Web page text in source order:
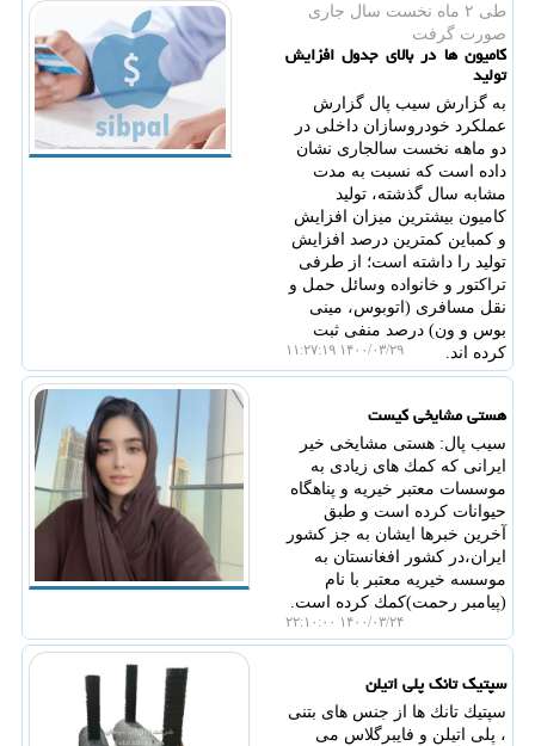
طی ۲ ماه نخست سال جاری
صورت گرفت
كامیون ها در بالای جدول افزایش
تولید
به گزارش سیب پال گزارش
عملکرد خودروسازان داخلی در
دو ماهه نخست سالجاری نشان
داده است که نسبت به مدت
مشابه سال گذشته، تولید
کامیون بیشترین میزان افزایش
و کمباین کمترین درصد افزایش
تولید را داشته است؛ از طرفی
تراکتور و خانواده وسائل حمل و
نقل مسافری (اتوبوس، مینی
بوس و ون) درصد منفی ثبت
کرده اند.
۱۴۰۰/۰۳/۲۹ ۱۱:۲۷:۱۹
هستی مشایخی كیست
سیب پال: هستی مشایخی خیر
ایرانی كه كمك های زیادی به
موسسات معتبر خیریه و پناهگاه
حیوانات كرده است و طبق
آخرین خبرها ایشان به جز كشور
ایران،در كشور افغانستان به
موسسه خیریه معتبر با نام
(پیامبر رحمت)كمك كرده است.
۱۴۰۰/۰۳/۲۴ ۲۲:۱۰:۰۰
سپتیك تانك پلی اتیلن
سپتیك تانك ها از جنس های بتنی
، پلی اتیلن و فایبرگلاس می